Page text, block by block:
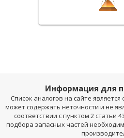
Информация для
Список аналогов на сайте
может содержать неточности и не
соответствии с пунктом 2 статьи
подбора запасных частей